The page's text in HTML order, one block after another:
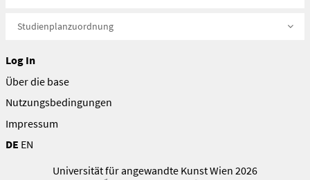
Studienplanzuordnung
Log In
Über die base
Nutzungsbedingungen
Impressum
DE EN
Universität für angewandte Kunst Wien 2026